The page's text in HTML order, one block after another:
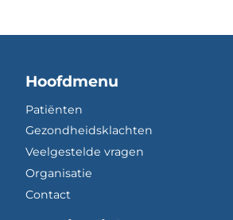
Hoofdmenu
Patiënten
Gezondheidsklachten
Veelgestelde vragen
Organisatie
Contact